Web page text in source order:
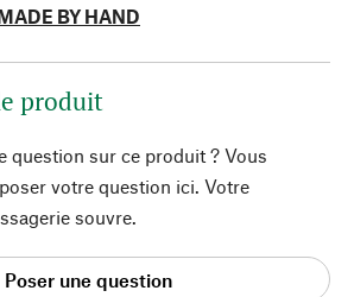
BY HAND
produit
question sur ce produit ? Vous
votre question ici. Votre
souvre.
Poser une question